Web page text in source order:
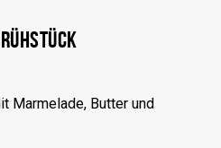
Marmelade, Butter und